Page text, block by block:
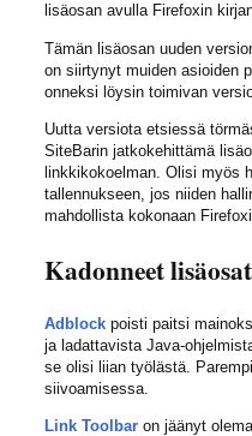
lisäosan avulla Firefoxin
Tämän lisäosan uuden
on siirtynyt muiden asioiden
onneksi löysin toimivan
Uutta versiota etsiessä
SiteBarin jatkokehittämä
linkkikokoelman. Olisi myös
tallennukseen, jos niiden
mahdollista kokonaan
Kadonneet lisäosat
Adblock poisti paitsi
ja ladattavista Java-
se olisi liian työlästä.
siivoamisessa.
Link Toolbar on jäänyt